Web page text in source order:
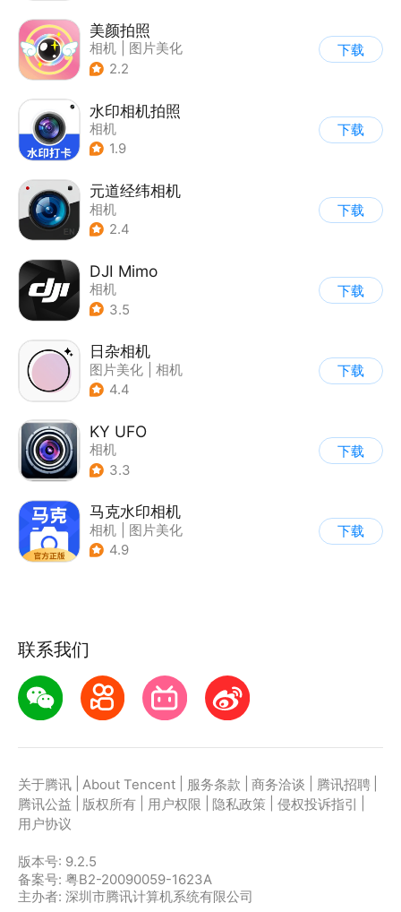
美颜拍照
相机
图片美化
2.2
下载
水印相机拍照
相机
1.9
下载
元道经纬相机
相机
2.4
下载
DJI Mimo
相机
3.5
下载
日杂相机
图片美化
相机
| 拼图/美化
4.4
下载
KY UFO
相机
3.3
下载
马克水印相机
相机
图片美化
4.9
下载
联系我们
关于腾讯 About Tencent 服务条款 商务洽谈 腾讯招聘
腾讯公益
版权所有 用户权限 隐私政策 侵权投诉指引
用户协议
版本号: 9.2.5
备案号: 粤B2-20090059-1623A
主办者: 深圳市腾讯计算机系统有限公司